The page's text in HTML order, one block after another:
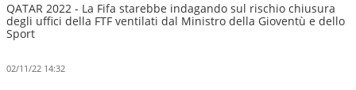
QATAR 2022 - La Fifa starebbe indagando sul rischio chiusura
degli uffici della FTF ventilati dal Ministro della Gioventù e dello
Sport
02/11/22 14:32